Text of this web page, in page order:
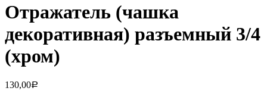
Отражатель (чашка
декоративная) разъемный 3/4
(хром)
130,00Р